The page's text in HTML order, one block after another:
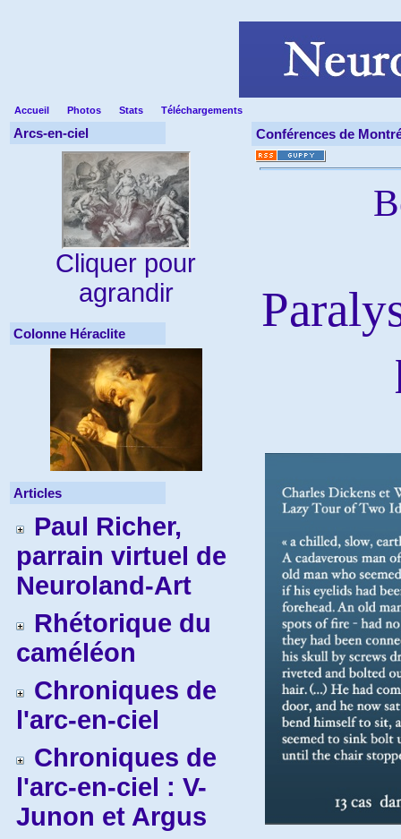
Accueil Photos Stats Téléchargements
Arcs-en-ciel
Cliquer pour
agrandir
Colonne Héraclite
Articles
Paul Richer,
parrain virtuel de
Neuroland-Art
Rhétorique du
caméléon
Chroniques de
l'arc-en-ciel
Chroniques de
l'arc-en-ciel : V-
Junon et Argus
Conférences de